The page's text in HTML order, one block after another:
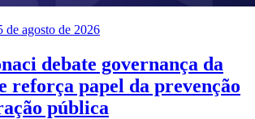
de agosto de 2026
debate governança da
reforça papel da prevenção
pública